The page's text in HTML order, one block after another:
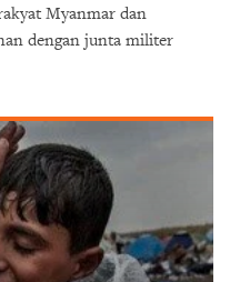
Myanmar dan
dengan junta militer